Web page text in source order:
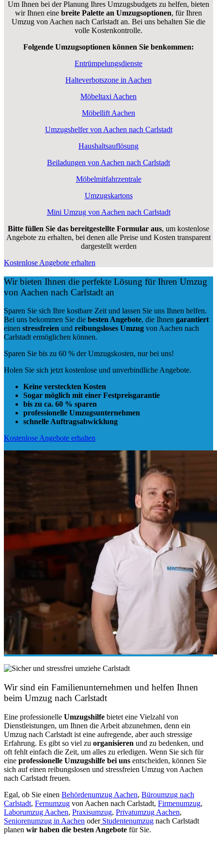
Um Ihnen bei der Planung Ihres Umzugsbudgets zu helfen, bieten
wir Ihnen eine breite Palette an Umzugsoptionen, für Ihren
Umzug von Aachen nach Carlstadt an. Bei uns behalten Sie die
volle Kostenkontrolle.
Folgende Umzugsoptionen können Sie benkommen:
Entrümpelungsdienste
Halteverbotszone in Aachen
Möbeltaxi Aachen
Möbellift Aachen
Umzugshelfer von Aachen nach Carlstadt
Haushaltsauflösung
Beiladungen von Aachen nach Carlstadt
Möbelmitfahrzentrale
Umzugskartons
Mini Umzug von Aachen nach Carlstadt
Bitte füllen Sie das bereitgestellte Formular aus, um kostenlose
Angebote zu erhalten, bei denen alle Preise und Kosten transparent
dargestellt werden
Kostenlose Angebote erhalten
Wir bieten Ihnen die perfekte Lösung für Ihren Umzug
von Aachen nach Carlstadt an
Sparen Sie sich Ihre kostbare Zeit und lassen Sie uns Ihnen helfen.
Bei uns bekommen Sie die besten Angebote, die Ihnen garantiert
einen stressfreien und reibungsloses Umzug von Aachen nach
Carlstadt ermöglichen können.
Sparen Sie bis zu 60 % der Umzugskosten, nur bei uns!
Holen Sie sich jetzt kostenlose und unverbindliche Angebote.
Keine versteckten Kosten
Sogar möglich mit einer Festpreisgarantie
bis zu ca. 60 % sparen
professionelle Umzugsunternehmen
schnelle Auftragsabwicklung
Kostenlose Angebote erhalten
Wir sind ein Familienunternehmen und helfen Ihnen
beim Umzug nach Carlstadt
Eine professionelle Umzugshilfe bietet eine Vielzahl von
Dienstleistungen, um Ihnen die Arbeit abzunehmen, denn ein
Umzug nach Carlstadt ist eine aufregende, aber auch stressige
Erfahrung. Es gibt so viel zu organisieren und zu bedenken, und
oft fehlt einfach die Zeit, um alles zu erledigen. Wenn Sie sich für
eine professionelle Umzugshilfe bei uns entscheiden, können Sie
sich auf einen reibungslosen und stressfreien Umzug von Aachen
nach Carlstadt freuen.
Egal, ob Sie einen Behördenumzug Aachen, Büroumzug nach
Carlstadt, Fernumzug von Aachen nach Carlstadt, Firmenumzug,
Laborumzug Aachen, Praxisumzug, Privatumzug Aachen,
Seniorenumzug in Aachen oderStudentenumzug nach Carlstadt
planen wir haben die besten Angebote für Sie.